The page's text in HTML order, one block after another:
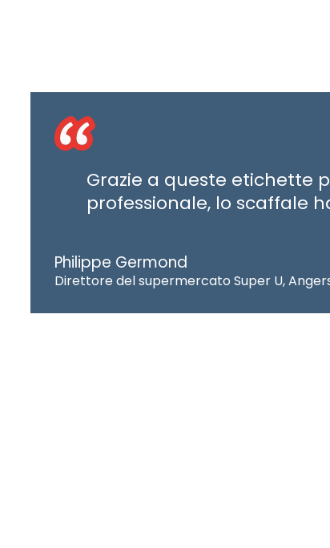
Grazie a queste etichette
professionale, lo scaffale
Philippe Germond
Direttore del supermercato Super U,